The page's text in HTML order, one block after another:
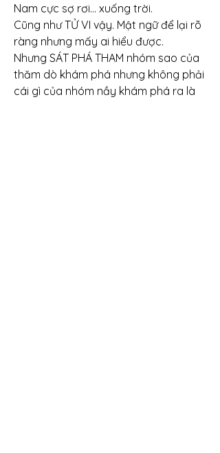
Nam cực sợ rơi… xuống trời.
Cũng như TỬ VI vậy. Mật ngữ để lại rõ
ràng nhưng mấy ai hiểu được.
Nhưng SÁT PHÁ THAM nhóm sao của
thăm dò khám phá nhưng không phải
cái gì của nhóm nầy khám phá ra là